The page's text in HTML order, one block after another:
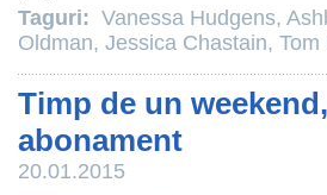
Taguri: Vanessa Hudgens,
Oldman, Jessica Chastain, Tom
Timp de un
abonament
20.01.2015